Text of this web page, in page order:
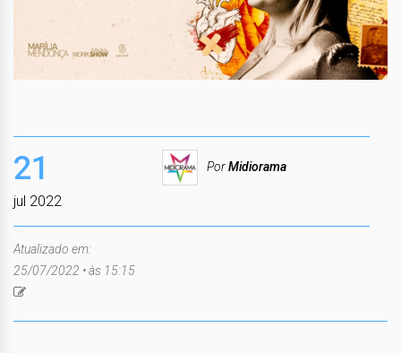
21
jul 2022
PorMidiorama
Atualizado em:
25/07/2022 • às 15:15